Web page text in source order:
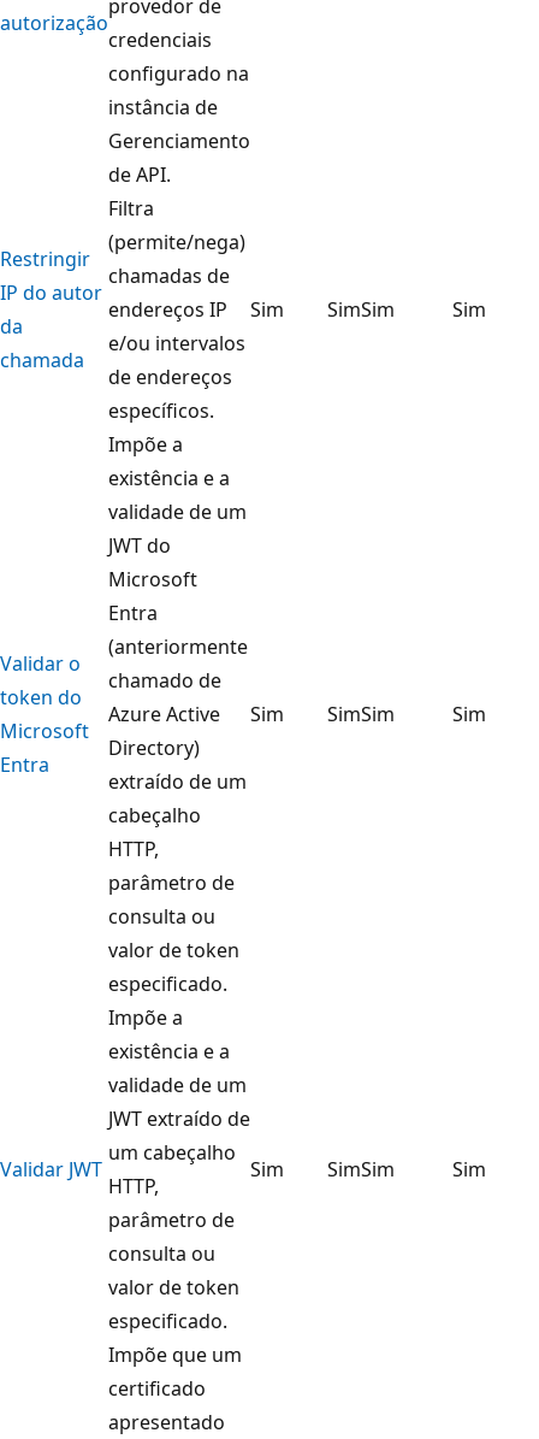
autorização
provedor de
credenciais
configurado na
instância de
Gerenciamento
de API.
Restringir
IP do autor
da
chamada
Filtra
(permite/nega)
chamadas de
endereços IP
e/ou intervalos
de endereços
específicos.
Sim SimSim Sim
Validar o
token do
Microsoft
Entra
Impõe a
existência e a
validade de um
JWT do
Microsoft
Entra
(anteriormente
chamado de
Azure Active
Directory)
extraído de um
cabeçalho
HTTP,
parâmetro de
consulta ou
valor de token
especificado.
Sim SimSim Sim
Validar JWT
Impõe a
existência e a
validade de um
JWT extraído de
um cabeçalho
HTTP,
parâmetro de
consulta ou
valor de token
especificado.
Sim SimSim Sim
Impõe que um
certificado
apresentado